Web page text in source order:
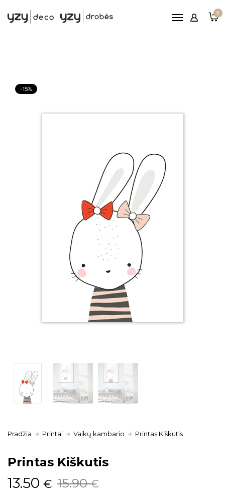
0
Printai
Patarimai
Nemokamaspristatymas nuo 100€
-15%
Pradžia Printai Vaikų kambario Printas Kiškutis
Printas Kiškutis
15.90€
Original
13.50 €
Current